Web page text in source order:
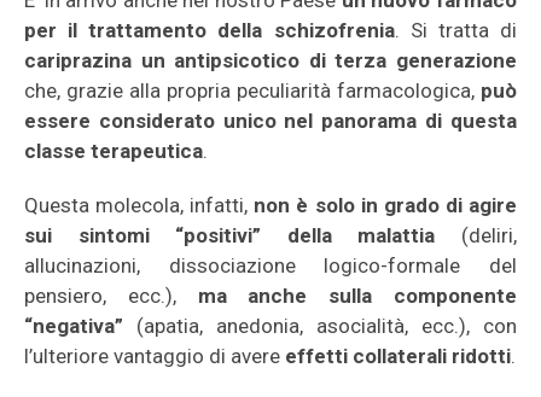
per il trattamento della schizofrenia. Si tratta di
cariprazina un antipsicotico di terza generazione
che, grazie alla propria peculiarità farmacologica, può
essere considerato unico nel panorama di questa
classe terapeutica.
Questa molecola, infatti, non è solo in grado di agire
sui sintomi “positivi” della malattia (deliri,
allucinazioni, dissociazione logico-formale del
pensiero, ecc.), ma anche sulla componente
“negativa” (apatia, anedonia, asocialità, ecc.), con
l’ulteriore vantaggio di avere effetti collaterali ridotti.